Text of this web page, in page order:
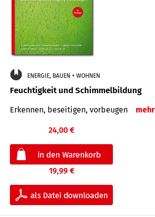
ENERGIE, BAUEN + WOHNEN
Feuchtigkeit und Schimmelbildung
Erkennen, beseitigen, vorbeugen mehr
24,00 €
19,99 €